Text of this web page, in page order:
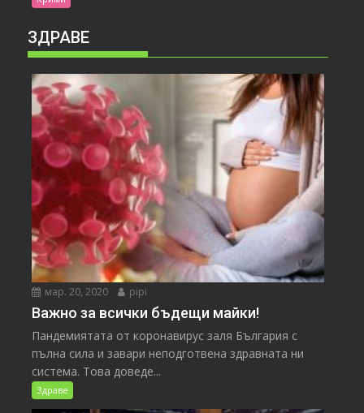
ЗДРАВЕ
мар. 20, 2020 pipi
Важно за всички бъдещи майки!
Пандемиятата от коронавирус заля България с
пълна сила и завари неподготвена здравната ни
система. Това доведе...
Здраве